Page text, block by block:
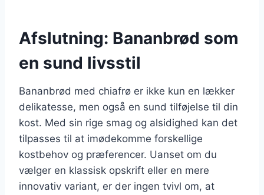
Afslutning: Bananbrød som
en sund livsstil
Bananbrød med chiafrø er ikke kun en lækker
delikatesse, men også en sund tilføjelse til din
kost. Med sin rige smag og alsidighed kan det
tilpasses til at imødekomme forskellige
kostbehov og præferencer. Uanset om du
vælger en klassisk opskrift eller en mere
innovativ variant, er der ingen tvivl om, at